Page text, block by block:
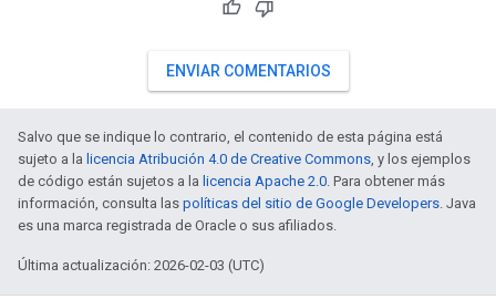
ENVIAR COMENTARIOS
Salvo que se indique lo contrario, el contenido de esta página está
sujeto a la licencia Atribución 4.0 de Creative Commons, y los ejemplos
de código están sujetos a la licencia Apache 2.0. Para obtener más
información, consulta las políticas del sitio de Google Developers. Java
es una marca registrada de Oracle o sus afiliados.
Última actualización: 2026-02-03 (UTC)